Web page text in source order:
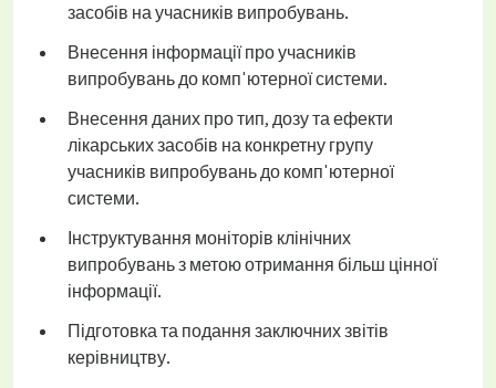
засобів на учасників випробувань.
Внесення інформації про учасників
випробувань до комп'ютерної системи.
Внесення даних про тип, дозу та ефекти
лікарських засобів на конкретну групу
учасників випробувань до комп'ютерної
системи.
Інструктування моніторів клінічних
випробувань з метою отримання більш цінної
інформації.
Підготовка та подання заключних звітів
керівництву.